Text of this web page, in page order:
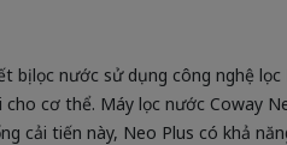
bị lọc nước sử dụng công nghệ
cơ thể. Máy lọc nước Coway
cải tiến này, Neo Plus có khả